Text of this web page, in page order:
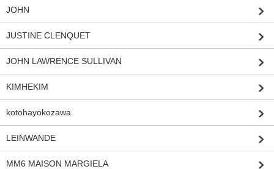
JOHN
JUSTINE CLENQUET
JOHN LAWRENCE SULLIVAN
KIMHEKIM
kotohayokozawa
LEINWANDE
MM6 MAISON MARGIELA